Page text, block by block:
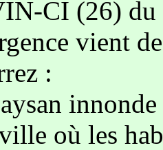
CI (26) du
vient
:
innonde
où les